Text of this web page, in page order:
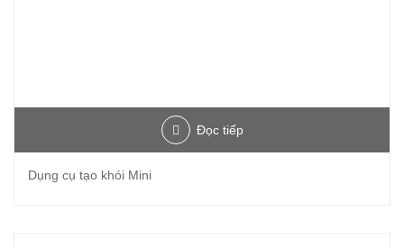
Đọc tiếp
Dụng cụ tạo khói Mini